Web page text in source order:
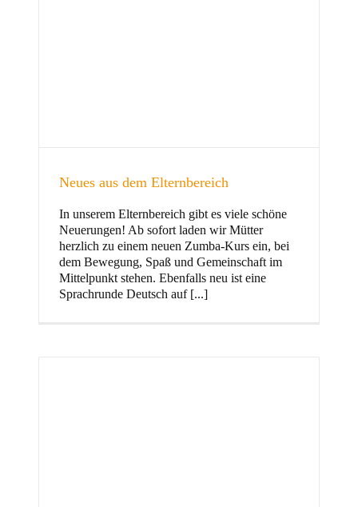
Kinder
Neues aus dem Elternbereich
In unserem Elternbereich gibt es viele schöne
Neuerungen! Ab sofort laden wir Mütter
herzlich zu einem neuen Zumba-Kurs ein, bei
dem Bewegung, Spaß und Gemeinschaft im
Mittelpunkt stehen. Ebenfalls neu ist eine
Sprachrunde Deutsch auf [...]